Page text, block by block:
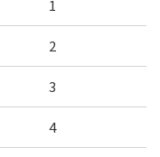
1
2
3
4